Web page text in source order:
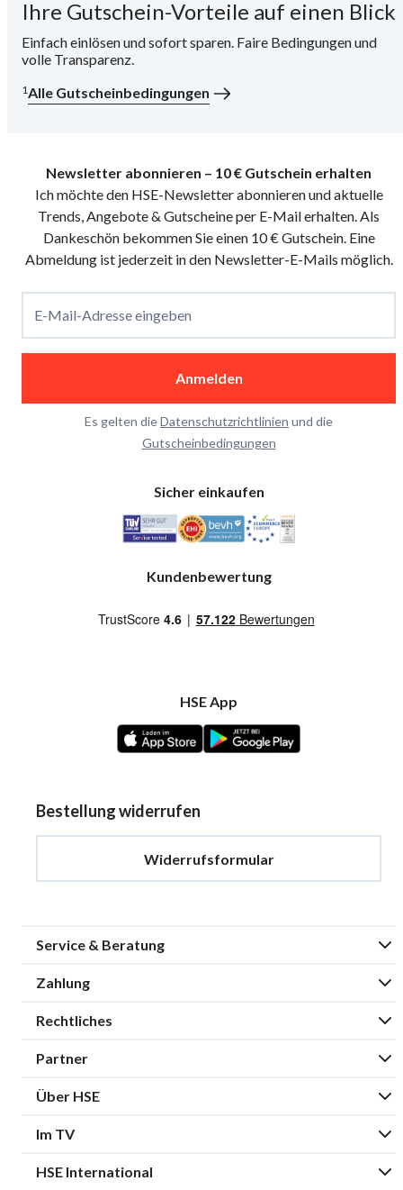
Ihre Gutschein-Vorteile auf einen Blick
Einfach einlösen und sofort sparen. Faire Bedingungen und
volle Transparenz.
1Alle Gutscheinbedingungen
Newsletter abonnieren – 10 € Gutschein erhalten
Ich möchte den HSE-Newsletter abonnieren und aktuelle
Trends, Angebote & Gutscheine per E-Mail erhalten. Als
Dankeschön bekommen Sie einen 10 € Gutschein. Eine
Abmeldung ist jederzeit in den Newsletter-E-Mails möglich.
E-Mail-Adresse eingeben
Anmelden
Es gelten dieDatenschutzrichtlinien und die
Gutscheinbedingungen
Sicher einkaufen
Kundenbewertung
HSE App
Bestellung widerrufen
Widerrufsformular
Service & Beratung
Zahlung
Rechtliches
Partner
Über HSE
Im TV
HSE International